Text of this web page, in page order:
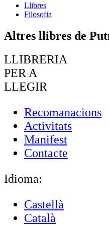
Llibres
Filosofia
Altres llibres de
LLIBRERIA
PER A
LLEGIR
Recomanacions
Activitats
Manifest
Contacte
Idioma:
Castellà
Català